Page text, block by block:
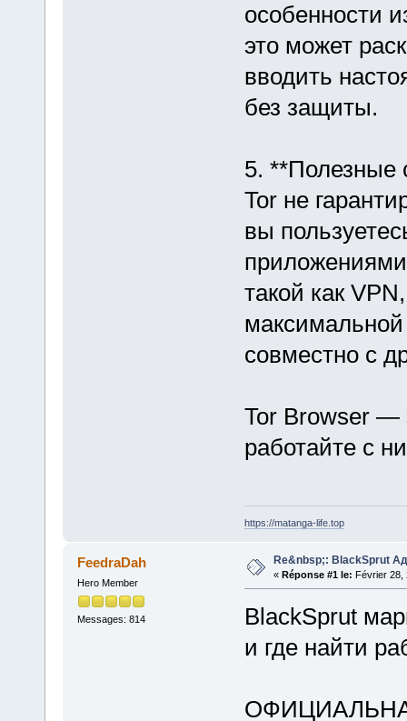
особенности
это может
вводить
без защиты.
5. **Полезные
Tor не
вы
такой как
максимальной
совместно с
Tor Browser —
работайте с
https://matanga-life.top
FeedraDah
Hero Member
Messages: 814
Re&nbsp;: BlackSprut
« Réponse #1 le: Février 28,
BlackSprut
и где найти